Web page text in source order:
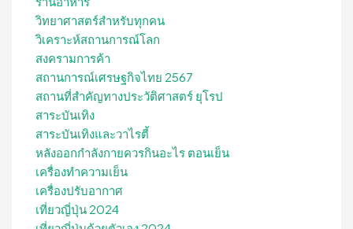
วิทยาศาสตร์สำหรับทุกคน
วิเคราะห์สถานการณ์โลก
สงครามการค้า
สถานการณ์เศรษฐกิจไทย 2567
สถานที่สําคัญทางประวัติศาสตร์ ยุโรป
สาระบันเทิง
สาระบันเทิงและวาไรตี้
หลังออกกําลังกายควรกินอะไร ตอนเย็น
เครื่องทำความเย็น
เครื่องปรับอากาศ
เที่ยวญี่ปุ่น 2024